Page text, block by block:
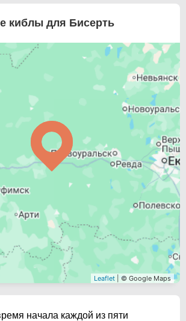
киблы для Бисерть
Leaflet | © Google Maps
начала каждой из пяти